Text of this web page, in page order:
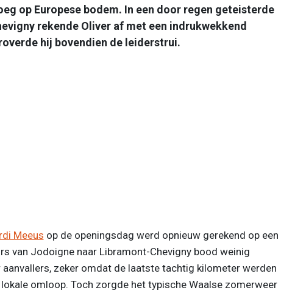
op Europese bodem. In een door regen geteisterde
rekende Oliver af met een indrukwekkend
hij bovendien de leiderstrui.
Meeus op de openingsdag werd opnieuw gerekend op een
van Jodoigne naar Libramont-Chevigny bood weinig
aanvallers, zeker omdat de laatste tachtig kilometer werden
omloop. Toch zorgde het typische Waalse zomerweer